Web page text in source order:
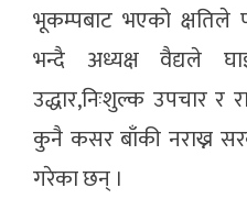
भूकम्पबाट भएको क्षतिले
भन्दै अध्यक्ष वैद्यले
उद्धार,निःशुल्क उपचार र
कुनै कसर बाँकी नराख्न
गरेका छन् ।